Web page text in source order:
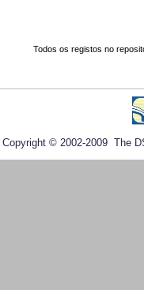
Todos os registos no
Copyright © 2002-2009 The